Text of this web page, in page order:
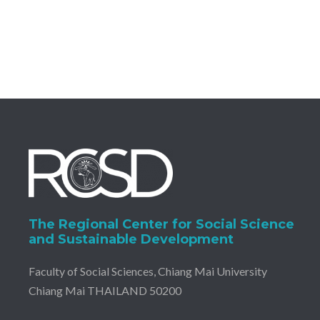
The Regional Center for Social Science
and Sustainable Development
Faculty of Social Sciences, Chiang Mai University
Chiang Mai THAILAND 50200